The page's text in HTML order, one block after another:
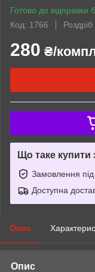
Готово до відправки
Код: 1766
Роздріб
280 ₴/
Що таке купити
Замовлення
Доступна
Опис
Опис